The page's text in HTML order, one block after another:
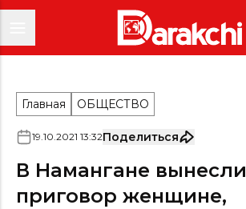
Главная ОБЩЕСТВО
19.10.2021 13:32Поделиться
В Намангане вынесли
приговор женщине,